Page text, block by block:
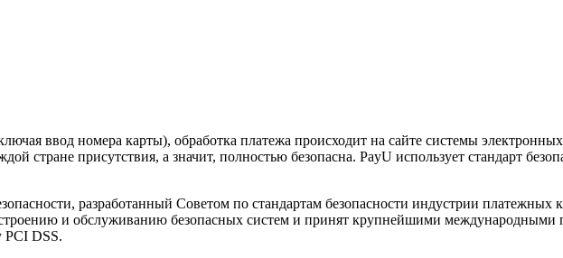
ввод номера карты), обработка платежа происходит на сайте системы
стране присутствия, а значит, полностью безопасна. PayU использует стандарт
разработанный Советом по стандартам безопасности индустрии платежных
и обслуживанию безопасных систем и принят крупнейшими
PCI DSS.